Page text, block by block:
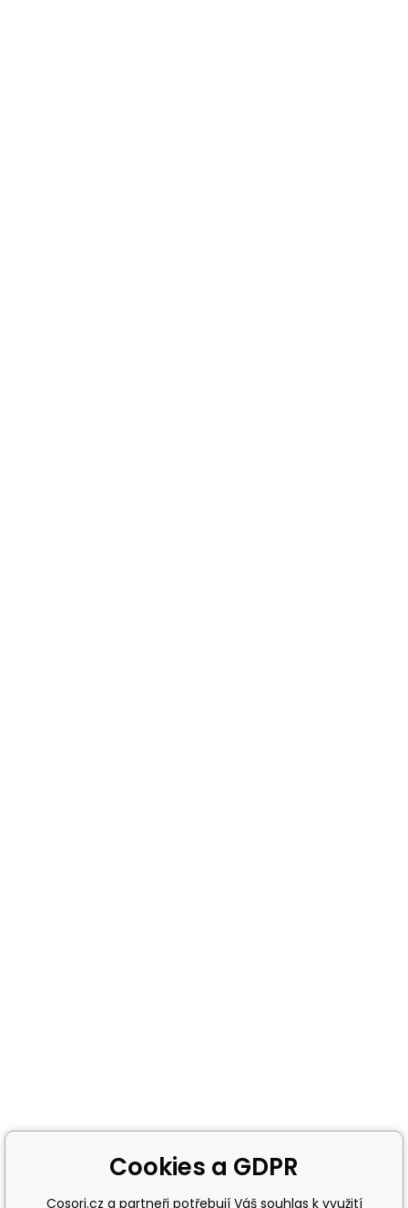
Cookies a GDPR
Cosori.cz a partneři potřebují Váš souhlas k využití